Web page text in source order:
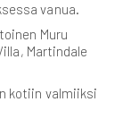
vanua.
Muru
Martindale
kotiin valmiiksi